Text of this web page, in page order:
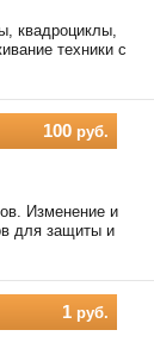
квадроциклы,
техники с
100 руб.
Изменение и
для защиты и
1 руб.